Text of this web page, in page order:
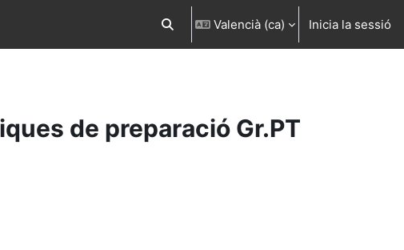
Commuta l'entrada de la cerca
Valencià ‎(ca)‎ Inicia la sessió
de preparació Gr.PT